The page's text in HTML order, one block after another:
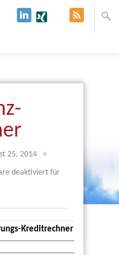
25, 2014 ●
deaktiviert für
Kreditrechner